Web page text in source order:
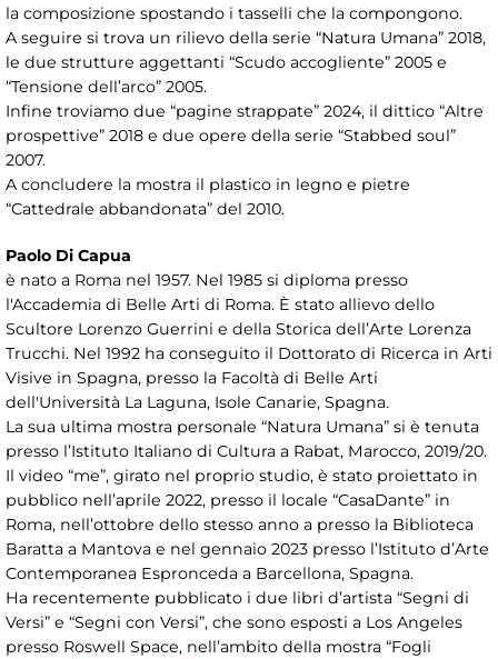
la composizione spostando i tasselli che la compongono.
A seguire si trova un rilievo della serie “Natura Umana” 2018,
le due strutture aggettanti “Scudo accogliente” 2005 e
“Tensione dell’arco” 2005.
Infine troviamo due “pagine strappate” 2024, il dittico “Altre
prospettive” 2018 e due opere della serie “Stabbed soul”
2007.
A concludere la mostra il plastico in legno e pietre
“Cattedrale abbandonata” del 2010.
Paolo Di Capua
è nato a Roma nel 1957. Nel 1985 si diploma presso
l'Accademia di Belle Arti di Roma. È stato allievo dello
Scultore Lorenzo Guerrini e della Storica dell’Arte Lorenza
Trucchi. Nel 1992 ha conseguito il Dottorato di Ricerca in Arti
Visive in Spagna, presso la Facoltà di Belle Arti
dell'Università La Laguna, Isole Canarie, Spagna.
La sua ultima mostra personale “Natura Umana” si è tenuta
presso l’Istituto Italiano di Cultura a Rabat, Marocco, 2019/20.
Il video “me”, girato nel proprio studio, è stato proiettato in
pubblico nell’aprile 2022, presso il locale “CasaDante” in
Roma, nell’ottobre dello stesso anno a presso la Biblioteca
Baratta a Mantova e nel gennaio 2023 presso l’Istituto d’Arte
Contemporanea Espronceda a Barcellona, Spagna.
Ha recentemente pubblicato i due libri d’artista “Segni di
Versi” e “Segni con Versi”, che sono esposti a Los Angeles
presso Roswell Space, nell’ambito della mostra “Fogli